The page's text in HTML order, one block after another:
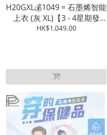
H20GXL💰1049 = 石墨烯智能
上衣 (灰 XL)【3 - 4星期發
貨】
HK$1,049.00